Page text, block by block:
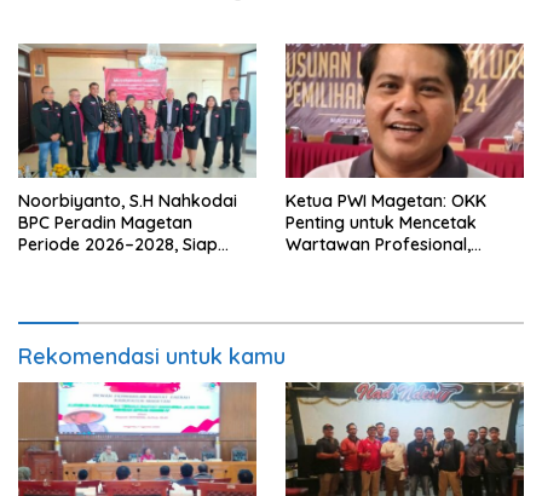
Noorbiyanto, S.H Nahkodai
BPC Peradin Magetan
Periode 2026–2028, Siap
Ketua PWI Magetan: OKK
Penting untuk Mencetak
Wartawan Profesional,
Rekomendasi untuk kamu